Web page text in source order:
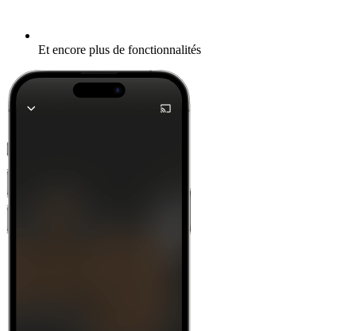
Et encore plus de fonctionnalités